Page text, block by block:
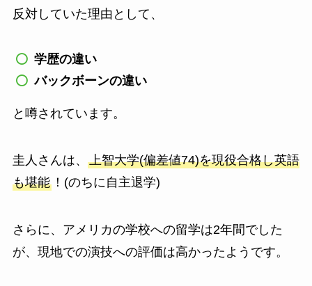
反対していた理由として、
学歴の違い
バックボーンの違い
と噂されています。
圭人さんは、 上智大学(偏差値74)を現役合格し英語
も堪能！(のちに自主退学)
さらに、アメリカの学校への留学は2年間でした
が、現地での演技への評価は高かったようです。